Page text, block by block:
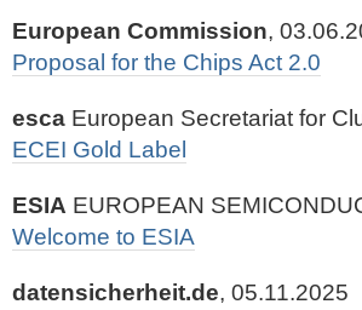
European Commission,
Proposal for the Chips Act 2.0
esca European Secretariat for
ECEI Gold Label
ESIA EUROPEAN
Welcome to ESIA
datensicherheit.de, 05.11.2025